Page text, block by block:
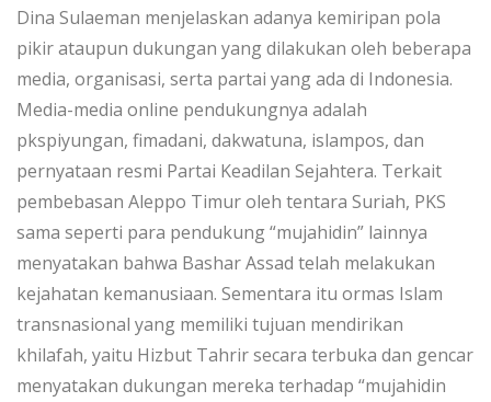
Dina Sulaeman menjelaskan adanya kemiripan pola
pikir ataupun dukungan yang dilakukan oleh beberapa
media, organisasi, serta partai yang ada di Indonesia.
Media-media online pendukungnya adalah
pkspiyungan, fimadani, dakwatuna, islampos, dan
pernyataan resmi Partai Keadilan Sejahtera. Terkait
pembebasan Aleppo Timur oleh tentara Suriah, PKS
sama seperti para pendukung “mujahidin” lainnya
menyatakan bahwa Bashar Assad telah melakukan
kejahatan kemanusiaan. Sementara itu ormas Islam
transnasional yang memiliki tujuan mendirikan
khilafah, yaitu Hizbut Tahrir secara terbuka dan gencar
menyatakan dukungan mereka terhadap “mujahidin